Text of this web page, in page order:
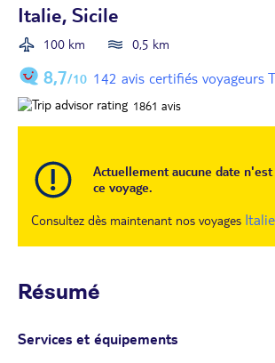
Italie, Sicile
100 km 0,5 km
8,7/10 142 avis certifiés voyageurs
1861 avis
Actuellement aucune date
ce voyage.
Consultez dès maintenant nos voyages Italie
Résumé
Services et équipements